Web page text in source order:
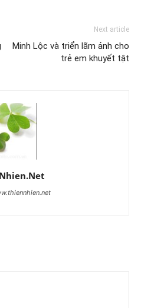
Next article
Minh Lộc và triển lãm ảnh cho
trẻ em khuyết tật